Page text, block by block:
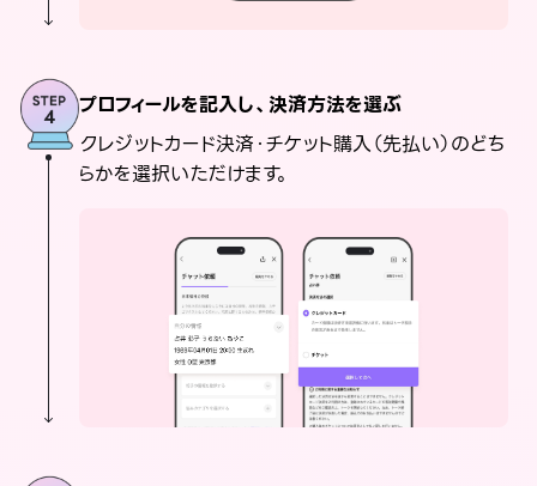
プロフィールを記入し、決済方法を選ぶ
クレジットカード決済・チケット購入（先払い）のどち
らかを選択いただけます。